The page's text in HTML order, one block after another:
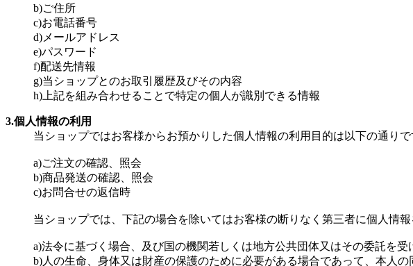
b)ご住所
c)お電話番号
d)メールアドレス
e)パスワード
f)配送先情報
g)当ショップとのお取引履歴及びその内容
h)上記を組み合わせることで特定の個人が識別できる情報
3.個人情報の利用
当ショップではお客様からお預かりした個人情報の利用目的は以下の通りで
a)ご注文の確認、照会
b)商品発送の確認、照会
c)お問合せの返信時
当ショップでは、下記の場合を除いてはお客様の断りなく第三者に個人情
a)法令に基づく場合、及び国の機関若しくは地方公共団体又はその委託を
b)人の生命、身体又は財産の保護のために必要がある場合であって、本人